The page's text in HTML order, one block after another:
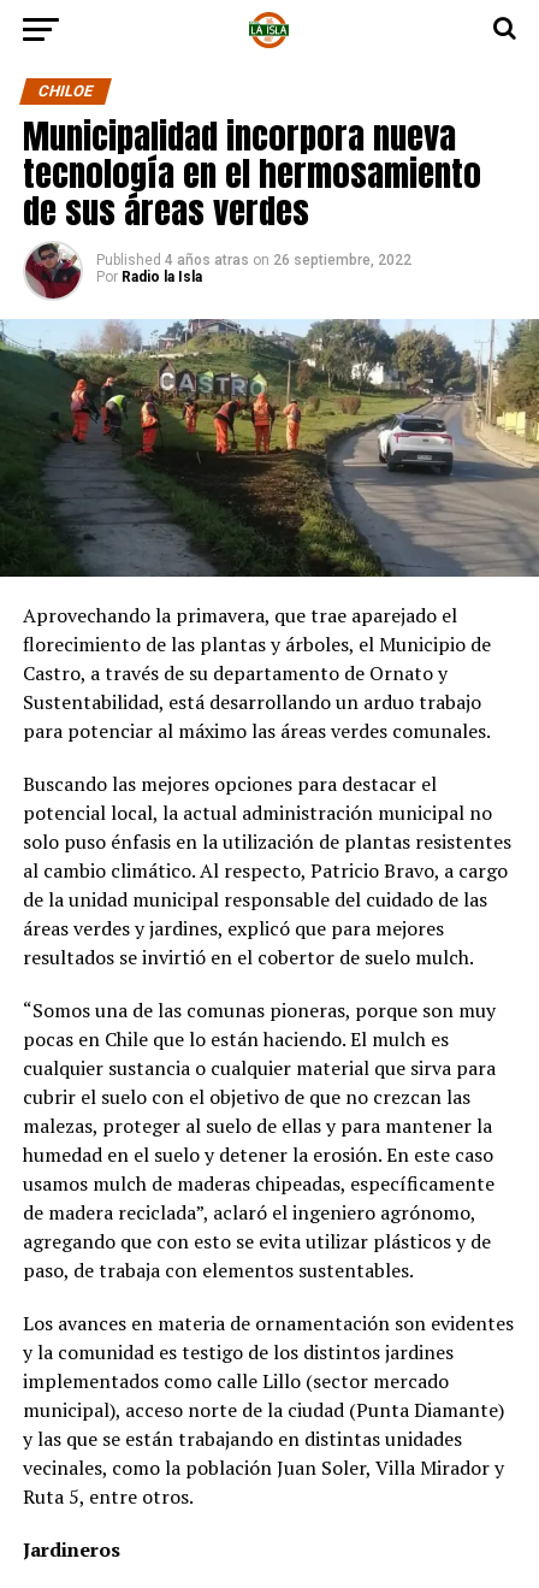
CHILOE
Municipalidad incorpora nueva
tecnología en el hermosamiento
de sus áreas verdes
Published 4 años atras on 26 septiembre, 2022
Por Radio la Isla
Aprovechando la primavera, que trae aparejado el
florecimiento de las plantas y árboles, el Municipio de
Castro, a través de su departamento de Ornato y
Sustentabilidad, está desarrollando un arduo trabajo
para potenciar al máximo las áreas verdes comunales.
Buscando las mejores opciones para destacar el
potencial local, la actual administración municipal no
solo puso énfasis en la utilización de plantas resistentes
al cambio climático. Al respecto, Patricio Bravo, a cargo
de la unidad municipal responsable del cuidado de las
áreas verdes y jardines, explicó que para mejores
resultados se invirtió en el cobertor de suelo mulch.
“Somos una de las comunas pioneras, porque son muy
pocas en Chile que lo están haciendo. El mulch es
cualquier sustancia o cualquier material que sirva para
cubrir el suelo con el objetivo de que no crezcan las
malezas, proteger al suelo de ellas y para mantener la
humedad en el suelo y detener la erosión. En este caso
usamos mulch de maderas chipeadas, específicamente
de madera reciclada”, aclaró el ingeniero agrónomo,
agregando que con esto se evita utilizar plásticos y de
paso, de trabaja con elementos sustentables.
Los avances en materia de ornamentación son evidentes
y la comunidad es testigo de los distintos jardines
implementados como calle Lillo (sector mercado
municipal), acceso norte de la ciudad (Punta Diamante)
y las que se están trabajando en distintas unidades
vecinales, como la población Juan Soler, Villa Mirador y
Ruta 5, entre otros.
Jardineros